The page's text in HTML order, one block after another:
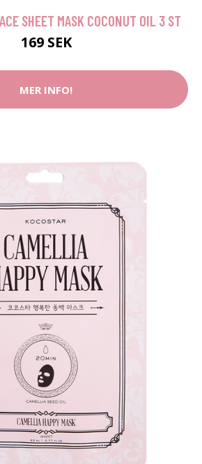
SHEET MASK COCONUT OIL 3 ST
169 SEK
MER INFO!